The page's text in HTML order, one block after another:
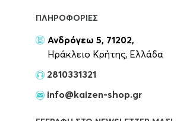
ΠΛΗΡΟΦΟΡΊΕΣ
Ανδρόγεω 5, 71202,
Ηράκλειο Κρήτης, Ελλάδα
2810331321
info@kaizen-shop.gr